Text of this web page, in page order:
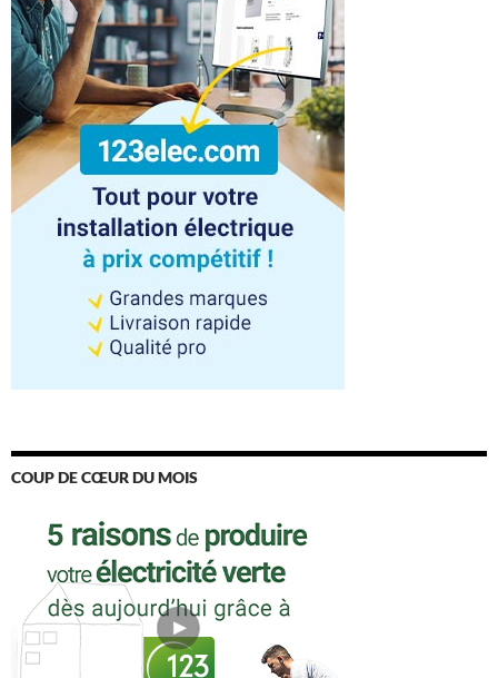
COUP DE CŒUR DU MOIS